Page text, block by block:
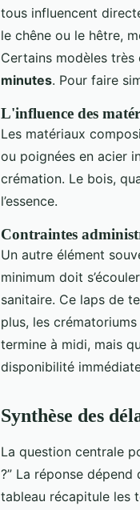
tous influencent
le chêne ou le hêtre,
Certains modèles
minutes. Pour faire
L'influence des
Les matériaux
ou poignées en acier
crémation. Le bois,
l’essence.
Contraintes
Un autre élément
minimum doit
sanitaire. Ce laps de
plus, les
termine à midi, mais
disponibilité
Synthèse des
La question centrale
?” La réponse
tableau récapitule les